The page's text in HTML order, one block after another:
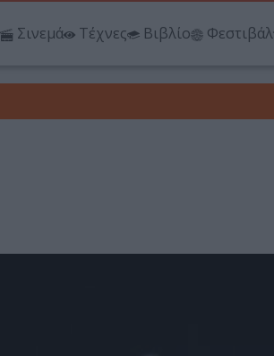
Σινεμά Τέχνες Βιβλίο Φεστιβάλ